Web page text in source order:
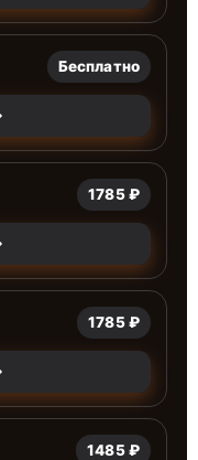
Бесплатно
1785 ₽
1785 ₽
1485 ₽